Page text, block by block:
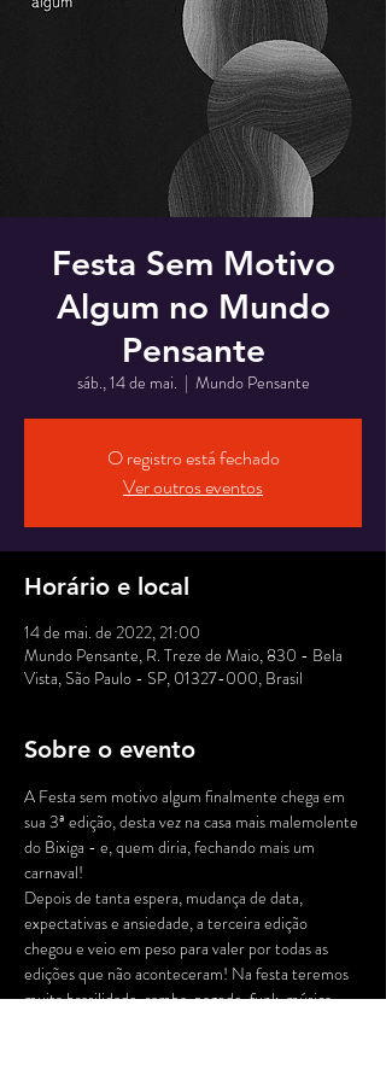
Festa Sem Motivo
Algum no Mundo
Pensante
sáb., 14 de mai.
  |
Mundo Pensante
O registro está fechado
Ver outros eventos
Horário e local
14 de mai. de 2022, 21:00
Mundo Pensante, R. Treze de Maio, 830 - Bela
Vista, São Paulo - SP, 01327-000, Brasil
Sobre o evento
A Festa sem motivo algum finalmente chega em
sua 3ª edição, desta vez na casa mais malemolente
do Bixiga - e, quem diria, fechando mais um
carnaval!
Depois de tanta espera, mudança de data,
expectativas e ansiedade, a terceira edição
chegou e veio em peso para valer por todas as
edições que não aconteceram! Na festa teremos
muita brasilidade, samba, pagode, funk, música